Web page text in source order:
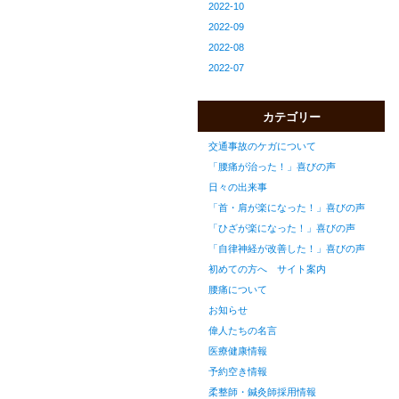
2022-10
2022-09
2022-08
2022-07
カテゴリー
交通事故のケガについて
「腰痛が治った！」喜びの声
日々の出来事
「首・肩が楽になった！」喜びの声
「ひざが楽になった！」喜びの声
「自律神経が改善した！」喜びの声
初めての方へ サイト案内
腰痛について
お知らせ
偉人たちの名言
医療健康情報
予約空き情報
柔整師・鍼灸師採用情報